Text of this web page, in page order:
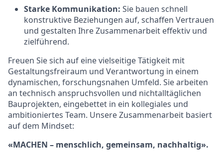
Starke Kommunikation: Sie bauen schnell
konstruktive Beziehungen auf, schaffen Vertrauen
und gestalten Ihre Zusammenarbeit effektiv und
zielführend.
Freuen Sie sich auf eine vielseitige Tätigkeit mit
Gestaltungsfreiraum und Verantwortung in einem
dynamischen, forschungsnahen Umfeld. Sie arbeiten
an technisch anspruchsvollen und nichtalltäglichen
Bauprojekten, eingebettet in ein kollegiales und
ambitioniertes Team. Unsere Zusammenarbeit basiert
auf dem Mindset:
«MACHEN – menschlich, gemeinsam, nachhaltig».